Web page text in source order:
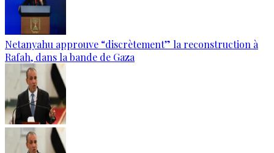
Netanyahu approuve “discrètement” la reconstruction à
Rafah, dans la bande de Gaza